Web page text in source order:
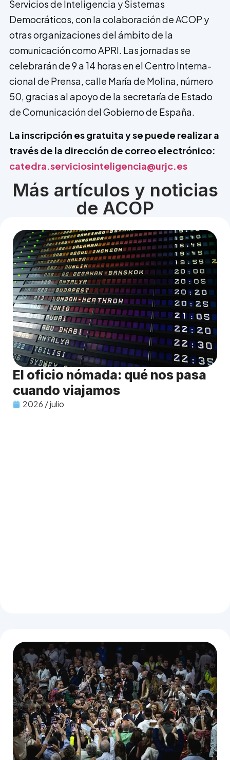
Servicios de Inteligencia y Sistemas
Democráticos, con la colaboración de ACOP y
otras organizaciones del ámbito de la
comunicación como APRI. Las jornadas se
celebrarán de 9 a 14 horas en el Centro Interna­
cional de Prensa, calle María de Molina, número
50, gracias al apoyo de la secretaría de Estado
de Comunicación del Gobier­no de España.
La inscripción es gratuita y se puede realizar a
través de la dirección de correo electrónico:
catedra.serviciosinteligencia@urjc.es
Más artículos y noticias
de ACOP
El oficio nómada: qué nos pasa
cuando viajamos
2026 / julio